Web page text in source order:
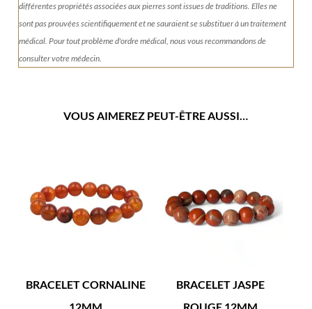
différentes propriétés associées aux pierres sont issues de traditions. Elles ne
sont pas prouvées scientifiquement et ne sauraient se substituer à un traitement
médical. Pour tout problème d'ordre médical, nous vous recommandons de
consulter votre médecin.
VOUS AIMEREZ PEUT-ÊTRE AUSSI…
BRACELET CORNALINE
BRACELET JASPE